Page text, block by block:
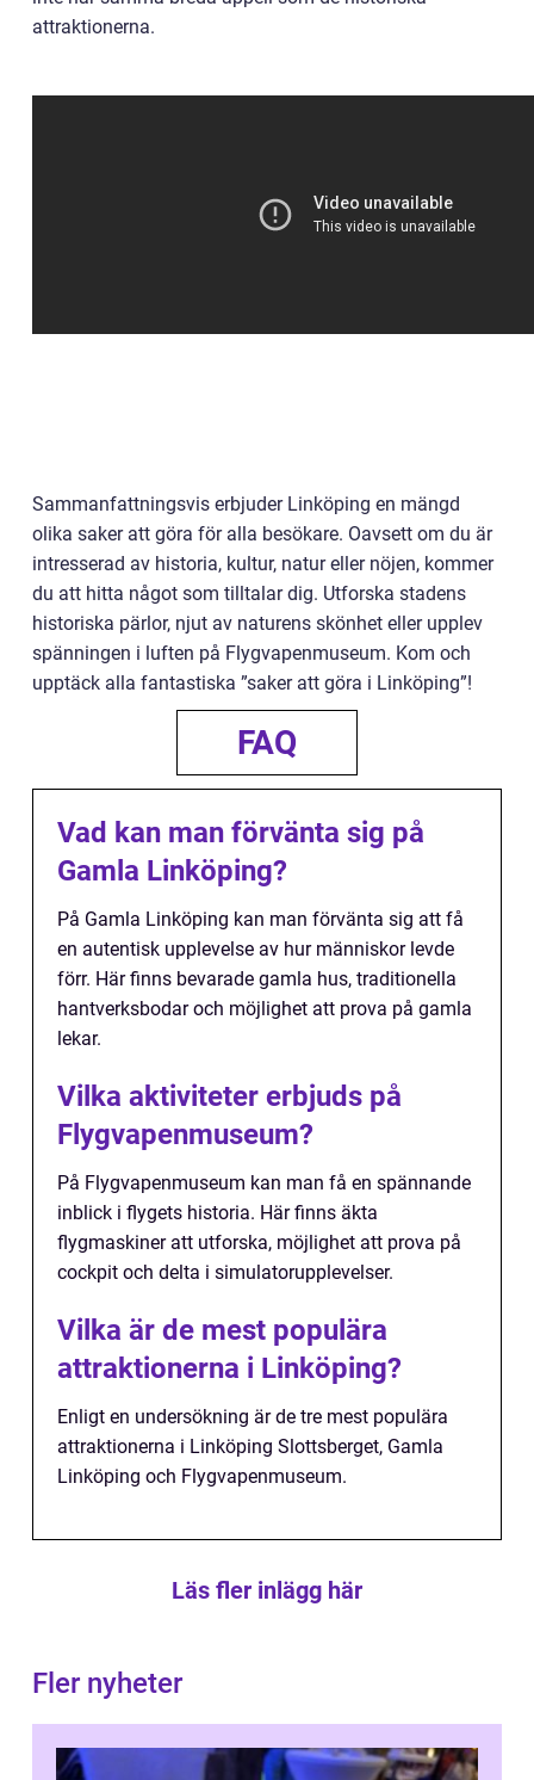
attraktionerna.
Sammanfattningsvis erbjuder Linköping en mängd
olika saker att göra för alla besökare. Oavsett om du är
intresserad av historia, kultur, natur eller nöjen, kommer
du att hitta något som tilltalar dig. Utforska stadens
historiska pärlor, njut av naturens skönhet eller upplev
spänningen i luften på Flygvapenmuseum. Kom och
upptäck alla fantastiska ”saker att göra i Linköping”!
FAQ
Vad kan man förvänta sig på
Gamla Linköping?
På Gamla Linköping kan man förvänta sig att få
en autentisk upplevelse av hur människor levde
förr. Här finns bevarade gamla hus, traditionella
hantverksbodar och möjlighet att prova på gamla
lekar.
Vilka aktiviteter erbjuds på
Flygvapenmuseum?
På Flygvapenmuseum kan man få en spännande
inblick i flygets historia. Här finns äkta
flygmaskiner att utforska, möjlighet att prova på
cockpit och delta i simulatorupplevelser.
Vilka är de mest populära
attraktionerna i Linköping?
Enligt en undersökning är de tre mest populära
attraktionerna i Linköping Slottsberget, Gamla
Linköping och Flygvapenmuseum.
Läs fler inlägg här
Fler nyheter